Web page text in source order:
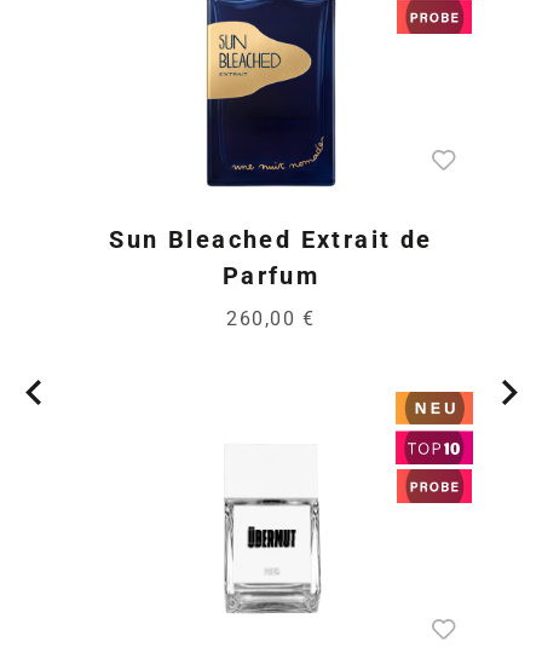
Sun Bleached Extrait de
Parfum
260,00 €